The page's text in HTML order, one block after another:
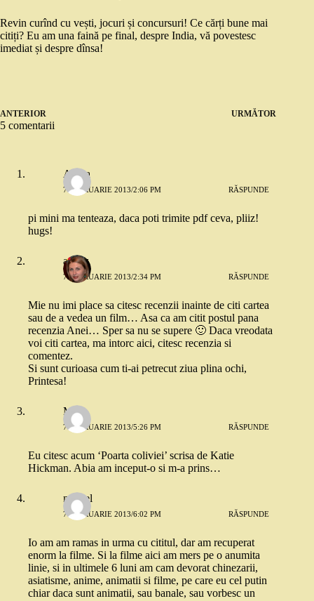
Revin curînd cu vești, jocuri și concursuri! Ce cărți bune mai
citiți? Eu am una faină pe final, despre India, vă povestesc
imediat și despre dînsa!
ANTERIOR URMĂTOR
5 comentarii
Adina
7 FEBRUARIE 2013/2:06 PM RĂSPUNDE
pi mini ma tenteaza, daca poti trimite pdf ceva, pliiz!
hugs!
andaz
7 FEBRUARIE 2013/2:34 PM RĂSPUNDE
Mie nu imi place sa citesc recenzii inainte de citi cartea
sau de a vedea un film… Asa ca am citit postul pana
recenzia Anei… Sper sa nu se supere 🙂 Daca vreodata
voi citi cartea, ma intorc aici, citesc recenzia si
comentez.
Si sunt curioasa cum ti-ai petrecut ziua plina ochi,
Printesa!
Mira
7 FEBRUARIE 2013/5:26 PM RĂSPUNDE
Eu citesc acum ‘Poarta coliviei’ scrisa de Katie
Hickman. Abia am inceput-o si m-a prins…
marcel
7 FEBRUARIE 2013/6:02 PM RĂSPUNDE
Io am am ramas in urma cu cititul, dar am recuperat
enorm la filme. Si la filme aici am mers pe o anumita
linie, si in ultimele 6 luni am cam devorat chinezarii,
asiatisme, anime, animatii si filme, pe care eu cel putin
chiar daca sunt animatii, sau banale, sau vorbesc un